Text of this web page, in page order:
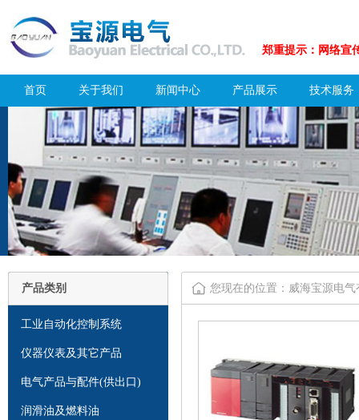
郑重提示：网络宣
首页 关于我们 新闻中心 产品展示 技术服务
产品类别
工业自动化控制系统
仪器仪表及其它产品
电气产品与配件(供出口)
润滑油及燃料油
您现在的位置：威海宝源电气